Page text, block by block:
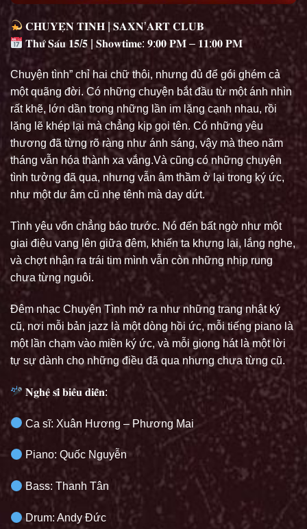
𝐂𝐇𝐔𝐘𝐄̣̂𝐍 𝐓𝐈̀𝐍𝐇 | 𝐒𝐀𝐗𝐍’𝐀𝐑𝐓 𝐂𝐋𝐔𝐁
𝐓𝐡𝐮̛́ 𝐒𝐚́𝐮 𝟏𝟓/𝟓 | 𝐒𝐡𝐨𝐰𝐭𝐢𝐦𝐞: 𝟗:𝟎𝟎 𝐏𝐌 – 𝟏𝟏:𝟎𝟎 𝐏𝐌
Chuyện tình” chỉ hai chữ thôi, nhưng đủ để gói ghém cả
một quãng đời. Có những chuyện bắt đầu từ một ánh nhìn
rất khẽ, lớn dần trong những lần im lặng cạnh nhau, rồi
lặng lẽ khép lại mà chẳng kịp gọi tên. Có những yêu
thương đã từng rõ ràng như ánh sáng, vậy mà theo năm
tháng vẫn hóa thành xa vắng.Và cũng có những chuyện
tình tưởng đã qua, nhưng vẫn âm thầm ở lại trong ký ức,
như một dư âm cũ nhẹ tênh mà day dứt.
Tình yêu vốn chẳng báo trước. Nó đến bất ngờ như một
giai điệu vang lên giữa đêm, khiến ta khựng lại, lắng nghe,
và chợt nhận ra trái tim mình vẫn còn những nhịp rung
chưa từng nguôi.
Đêm nhạc Chuyện Tình mở ra như những trang nhật ký
cũ, nơi mỗi bản jazz là một dòng hồi ức, mỗi tiếng piano là
một lần chạm vào miền ký ức, và mỗi giọng hát là một lời
tự sự dành cho những điều đã qua nhưng chưa từng cũ.
𝐍𝐠𝐡𝐞̣̂ 𝐬𝐢̃ 𝐛𝐢𝐞̂̉𝐮 𝐝𝐢𝐞̂̃𝐧:
Ca sĩ: Xuân Hương – Phương Mai
Piano: Quốc Nguyễn
Bass: Thanh Tân
Drum: Andy Đức